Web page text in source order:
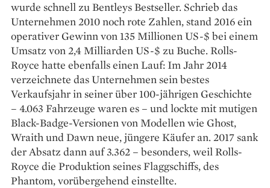
wurde schnell zu Bentleys Bestseller. Schrieb das
Unternehmen 2010 noch rote Zahlen, stand 2016 ein
operativer Gewinn von 135 Millionen US-$ bei einem
Umsatz von 2,4 Milliarden US-$ zu Buche. Rolls-
Royce hatte ebenfalls einen Lauf: Im Jahr 2014
verzeichnete das Unternehmen sein bestes
Verkaufsjahr in seiner über 100-jährigen Geschichte
– 4.063 Fahrzeuge waren es – und lockte mit mutigen
Black-Badge-Versionen von Modellen wie Ghost,
Wraith und Dawn neue, jüngere Käufer an. 2017 sank
der Absatz dann auf 3.362 – besonders, weil Rolls-
Royce die Produktion seines Flaggschiffs, des
Phantom, vorüber­gehend einstellte.